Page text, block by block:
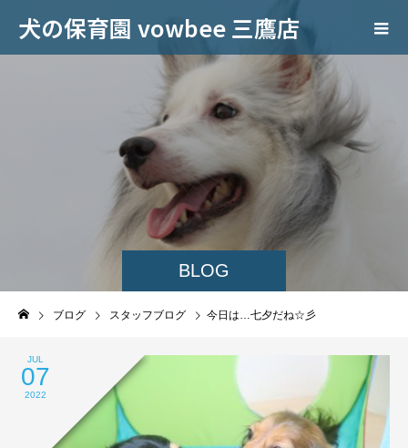
犬の保育園 vowbee 三鷹店
BLOG
ブログ スタッフブログ 今日は…七夕だね☆彡
JUL
07
2022